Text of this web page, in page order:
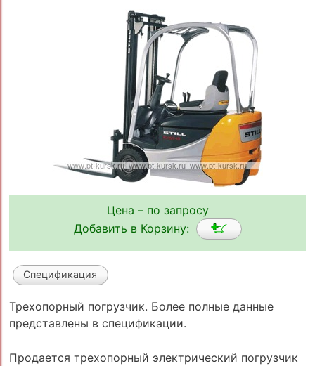
Цена – по запросу
Добавить в Корзину:
Спецификация
Трехопорный погрузчик. Более полные данные
представлены в спецификации.
Продается трехопорный электрический погрузчик